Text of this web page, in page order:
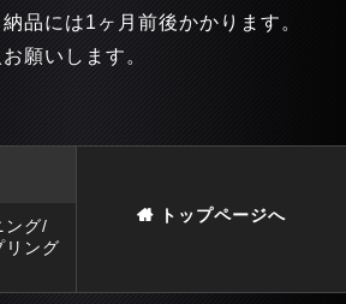
品には1ヶ月前後かかります。
願いします。
ング/
リング
トップページへ